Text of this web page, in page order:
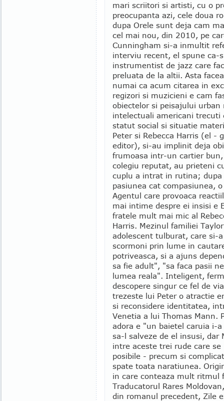
mari scriitori si artisti, cu o
preocupanta azi, cele doua
dupa Orele sunt deja cam
cel mai nou, din 2010, pe
Cunningham si-a inmultit
interviu recent, el spune ca-
instrumentist de jazz care
preluata de la altii. Asta
numai ca acum citarea in
regizori si muzicieni e cam
obiectelor si peisajului urban
intelectuali americani trecuti
statut social si situatie
Peter si Rebecca Harris (el -
editor), si-au implinit deja
frumoasa intr-un cartier
colegiu reputat, au prieteni
cuplu a intrat in rutina;
pasiunea cat compasiunea,
Agentul care provoaca
mai intime despre ei insisi e
fratele mult mai mic al
Harris. Mezinul familiei
adolescent tulburat, care si-
scormoni prin lume in
potriveasca, si a ajuns
sa fie adult", "sa faca pasii
lumea reala". Inteligent,
descopere singur ce fel de
trezeste lui Peter o atractie
si reconsidere identitatea,
Venetia a lui Thomas Mann.
adora e "un baietel caruia i-
sa-l salveze de el insusi, dar
intre aceste trei rude care
posibile - precum si
spate toata naratiunea.
in care conteaza mult ritmul
Traducatorul Rares
din romanul precedent, Zile